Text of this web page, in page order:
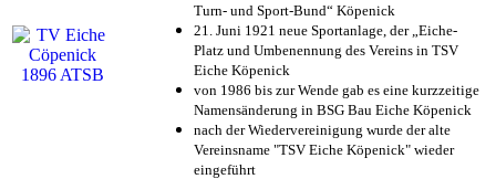
Turn- und Sport-Bund“ Köpenick
21. Juni 1921 neue Sportanlage, der „Eiche-
Platz und Umbenennung des Vereins in TSV
Eiche Köpenick
von 1986 bis zur Wende gab es eine kurzzeitige
Namensänderung in BSG Bau Eiche Köpenick
nach der Wiedervereinigung wurde der alte
Vereinsname "TSV Eiche Köpenick" wieder
eingeführt